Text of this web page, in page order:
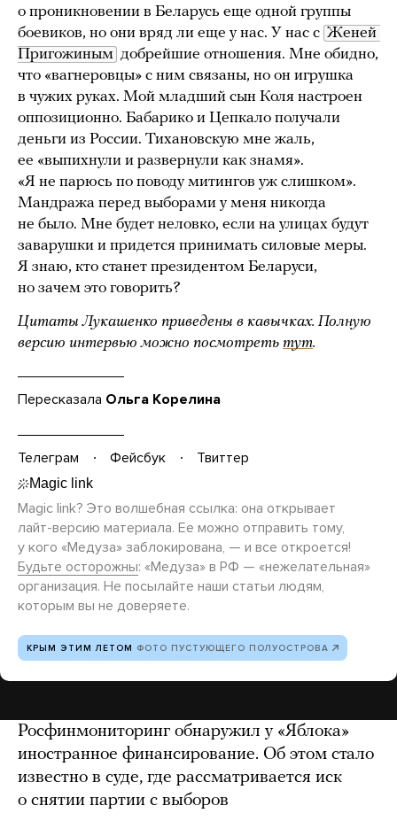
о проникновении в Беларусь еще одной группы
боевиков, но они вряд ли еще у нас. У нас с Женей
Пригожиным добрейшие отношения. Мне обидно,
что «вагнеровцы» с ним связаны, но он игрушка
в чужих руках. Мой младший сын Коля настроен
оппозиционно. Бабарико и Цепкало получали
деньги из России. Тихановскую мне жаль,
ее «выпихнули и развернули как знамя».
«Я не парюсь по поводу митингов уж слишком».
Мандража перед выборами у меня никогда
не было. Мне будет неловко, если на улицах будут
заварушки и придется принимать силовые меры.
Я знаю, кто станет президентом Беларуси,
но зачем это говорить?
Цитаты Лукашенко приведены в кавычках. Полную
версию интервью можно посмотреть тут.
Пересказала Ольга Корелина
Телеграм Фейсбук Твиттер
Magic link? Это волшебная ссылка: она открывает
лайт-версию материала. Ее можно отправить тому,
у кого «Медуза» заблокирована, — и все откроется!
Будьте осторожны: «Медуза» в РФ — «нежелательная»
организация. Не посылайте наши статьи людям,
которым вы не доверяете.
КРЫМ ЭТИМ ЛЕТОМ ФОТО ПУСТУЮЩЕГО ПОЛУОСТРОВА
Росфинмониторинг обнаружил у «Яблока»
иностранное финансирование. Об этом стало
известно в суде, где рассматривается иск
о снятии партии с выборов